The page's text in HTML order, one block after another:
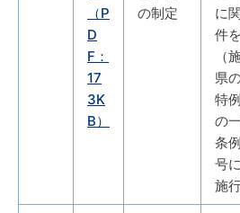
（P
D
F：
17
3K
B）
の制定
に
件
（
県
特
の
条
号
施